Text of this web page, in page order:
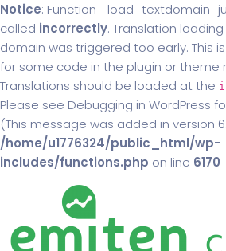
Notice: Function
called incorrectly. Translation
domain was triggered too early. This
for some code in the plugin or theme
Translations should be loaded at the
Please see Debugging in WordPress
(This message was added in version
/home/u1776324/public_html/wp-
includes/functions.php on line 6170